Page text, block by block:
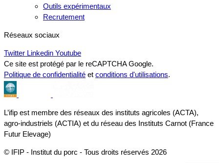
Outils expérimentaux
Recrutement
Réseaux sociaux
Twitter Linkedin Youtube
Ce site est protégé par le reCAPTCHA Google.
Politique de confidentialité et conditions d'utilisations.
L’ifip est membre des réseaux des instituts agricoles (ACTA),
agro-industriels (ACTIA) et du réseau des Instituts Carnot (France
Futur Elevage)
© IFIP - Institut du porc - Tous droits réservés 2026